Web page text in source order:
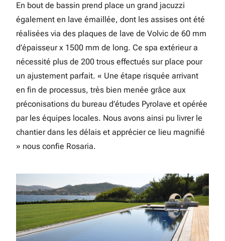
En bout de bassin prend place un grand jacuzzi
également en lave émaillée, dont les assises ont été
réalisées via des plaques de lave de Volvic de 60 mm
d’épaisseur x 1500 mm de long. Ce spa extérieur a
nécessité plus de 200 trous effectués sur place pour
un ajustement parfait. « Une étape risquée arrivant
en fin de processus, très bien menée grâce aux
préconisations du bureau d’études Pyrolave et opérée
par les équipes locales. Nous avons ainsi pu livrer le
chantier dans les délais et apprécier ce lieu magnifié
» nous confie Rosaria.